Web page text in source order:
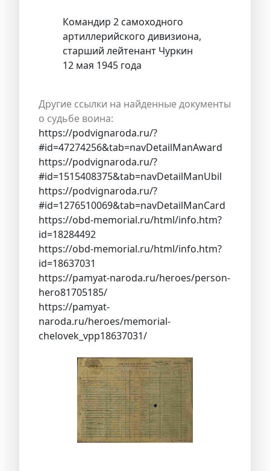
Командир 2 самоходного
артиллерийского дивизиона,
старший лейтенант Чуркин
12 мая 1945 года
Другие ссылки на найденные документы
о судьбе воина:
https://podvignaroda.ru/?
#id=47274256&tab=navDetailManAward
https://podvignaroda.ru/?
#id=1515408375&tab=navDetailManUbil
https://podvignaroda.ru/?
#id=1276510069&tab=navDetailManCard
https://obd-memorial.ru/html/info.htm?
id=18284492
https://obd-memorial.ru/html/info.htm?
id=18637031
https://pamyat-naroda.ru/heroes/person-
hero81705185/
https://pamyat-
naroda.ru/heroes/memorial-
chelovek_vpp18637031/